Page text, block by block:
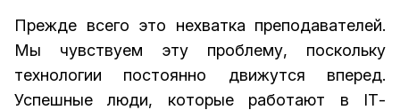
Прежде всего это нехватка преподавателей.
Мы чувствуем эту проблему, поскольку
технологии постоянно движутся вперед.
Успешные люди, которые работают в IТ-